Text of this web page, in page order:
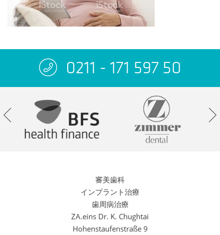
0211 - 171 597 50
審美歯科
インプラント治療
歯周病治療
ZA.eins Dr. K. Chughtai
Hohenstaufenstraße 9